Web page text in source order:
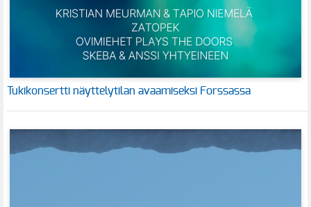
Tukikonsertti näyttelytilan avaamiseksi Forssassa